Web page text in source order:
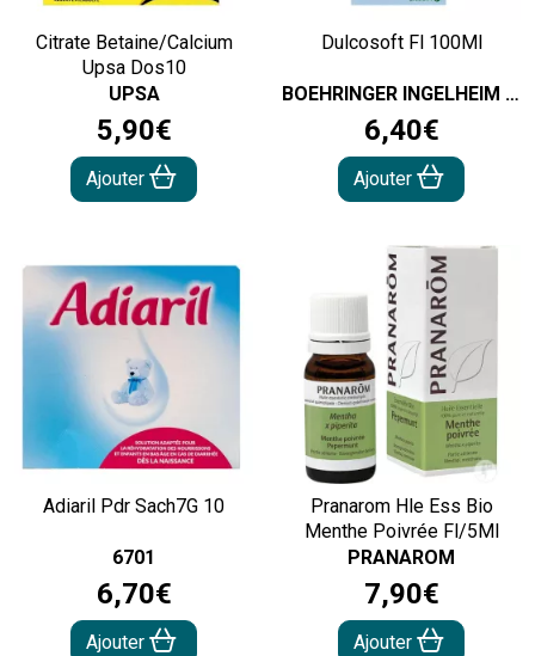
Citrate Betaine/Calcium
Upsa Dos10
UPSA
5,90€
Ajouter
Dulcosoft Fl 100Ml
BOEHRINGER INGELHEIM FRANCE
6,40€
Ajouter
Adiaril Pdr Sach7G 10
6701
6,70€
Ajouter
Pranarom Hle Ess Bio
Menthe Poivrée Fl/5Ml
PRANAROM
7,90€
Ajouter